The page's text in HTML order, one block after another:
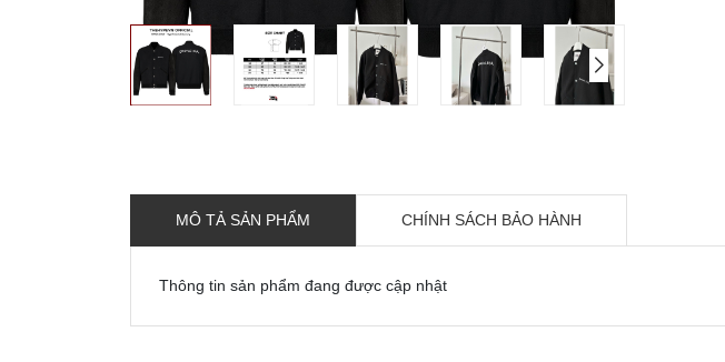
MÔ TẢ SẢN PHẨM CHÍNH SÁCH BẢO HÀNH
Thông tin sản phẩm đang được cập nhật